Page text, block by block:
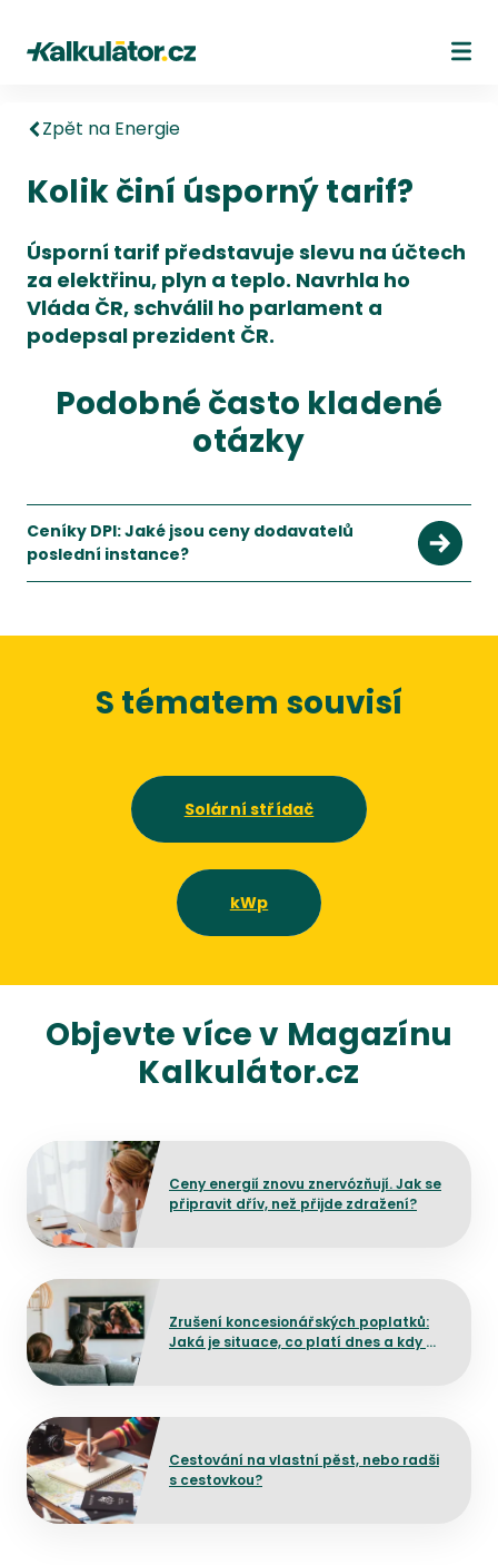
Kalkulátor.cz
Zpět na Energie
Kolik činí úsporný tarif?
Úsporní tarif představuje slevu na účtech
za elektřinu, plyn a teplo. Navrhla ho
Vláda ČR, schválil ho parlament a
podepsal prezident ČR.
Podobné často kladené
otázky
Ceníky DPI: Jaké jsou ceny dodavatelů
poslední instance?
S tématem souvisí
Solární střídač
kWp
Objevte více v Magazínu
Kalkulátor.cz
Ceny energií znovu znervózňují. Jak se
připravit dřív, než přijde zdražení?
Přejít na detail článku
Zrušení koncesionářských poplatků:
Jaká je situace, co platí dnes a kdy by
Přejít na detail článku
Cestování na vlastní pěst, nebo radši
s cestovkou?
Přejít na detail článku